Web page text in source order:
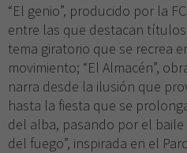
“El genio”, producido por la
entre las que destacan títulos
tema giratorio que se recrea
movimiento; “El Almacén”,
narra desde la ilusión que
hasta la fiesta que se
del alba, pasando por el baile
del fuego”, inspirada en el